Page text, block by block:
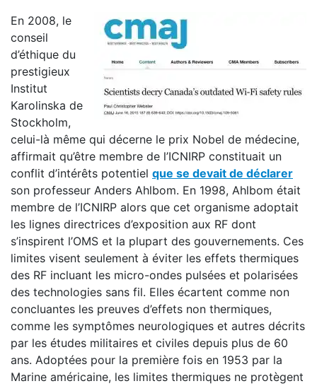
En 2008, le
conseil
d’éthique du
prestigieux
Institut
Karolinska de
Stockholm,
celui-là même qui décerne le prix Nobel de médecine,
affirmait qu’être membre de l’ICNIRP constituait un
conflit d’intérêts potentiel que se devait de déclarer
son professeur Anders Ahlbom. En 1998, Ahlbom était
membre de l’ICNIRP alors que cet organisme adoptait
les lignes directrices d’exposition aux RF dont
s’inspirent l’OMS et la plupart des gouvernements. Ces
limites visent seulement à éviter les effets thermiques
des RF incluant les micro-ondes pulsées et polarisées
des technologies sans fil. Elles écartent comme non
concluantes les preuves d’effets non thermiques,
comme les symptômes neurologiques et autres décrits
par les études militaires et civiles depuis plus de 60
ans. Adoptées pour la première fois en 1953 par la
Marine américaine, les limites thermiques ne protègent